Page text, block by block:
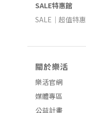
SALE特惠館
SALE｜超值特惠
關於樂活
樂活官網
媒體專區
公益計畫